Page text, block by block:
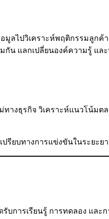
ลไปวิเคราะห์พฤติกรรมลูกค้
น แลกเปลี่ยนองค์ความรู้ แ
ทางธุรกิจ วิเคราะห์แนวโน้ม
รียบทางการแข่งขันในระยะย
การเรียนรู้ การทดลอง และ